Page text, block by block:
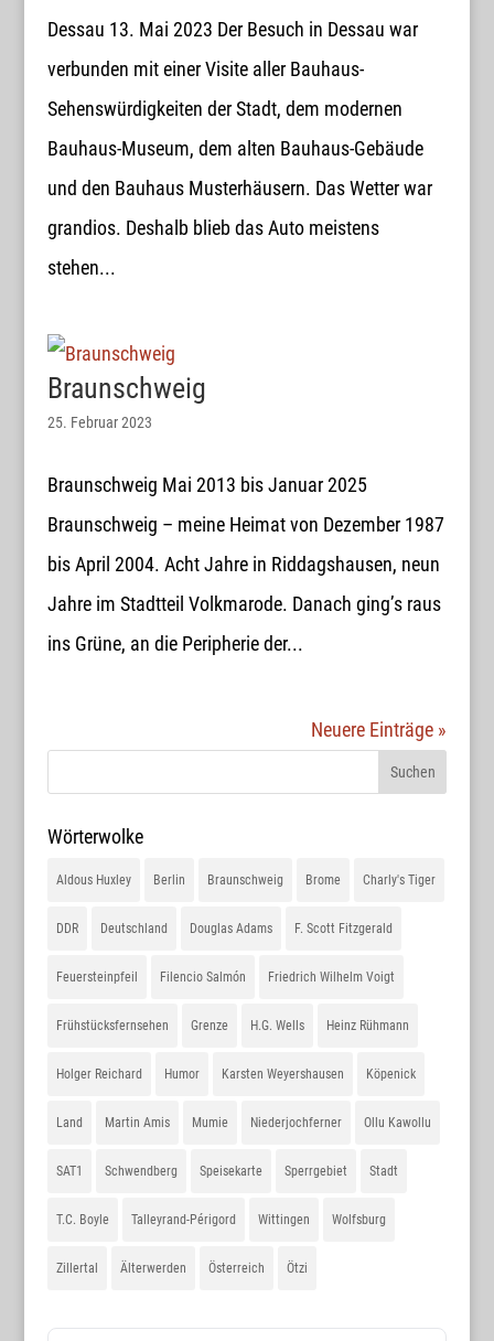
Dessau 13. Mai 2023 Der Besuch in Dessau war
verbunden mit einer Visite aller Bauhaus-
Sehenswürdigkeiten der Stadt, dem modernen
Bauhaus-Museum, dem alten Bauhaus-Gebäude
und den Bauhaus Musterhäusern. Das Wetter war
grandios. Deshalb blieb das Auto meistens
stehen...
Braunschweig
25. Februar 2023
Braunschweig Mai 2013 bis Januar 2025
Braunschweig – meine Heimat von Dezember 1987
bis April 2004. Acht Jahre in Riddagshausen, neun
Jahre im Stadtteil Volkmarode. Danach ging’s raus
ins Grüne, an die Peripherie der...
Neuere Einträge »
Wörterwolke
Aldous Huxley Berlin Braunschweig Brome Charly's Tiger
DDR Deutschland Douglas Adams F. Scott Fitzgerald
Feuersteinpfeil Filencio Salmón Friedrich Wilhelm Voigt
Frühstücksfernsehen Grenze H.G. Wells Heinz Rühmann
Holger Reichard Humor Karsten Weyershausen Köpenick
Land Martin Amis Mumie Niederjochferner Ollu Kawollu
SAT1 Schwendberg Speisekarte Sperrgebiet Stadt
T.C. Boyle Talleyrand-Périgord Wittingen Wolfsburg
Zillertal Älterwerden Österreich Ötzi